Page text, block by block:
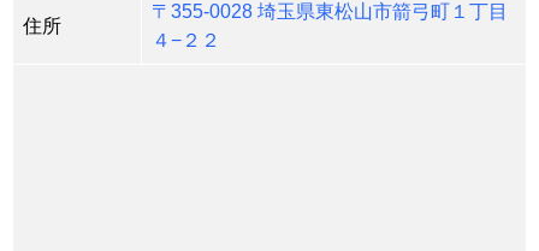
住所
〒355-0028 埼玉県東松山市箭弓町１丁目
４−２２